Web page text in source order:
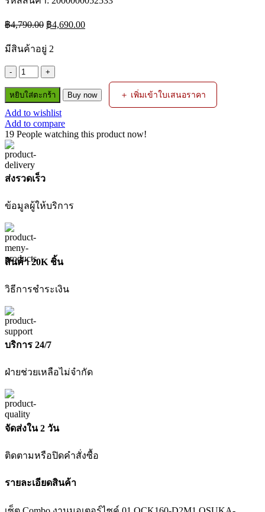
฿4,790.00 Original
price
was:
฿4,790.00.
฿4,690.00Current
price
มีสินค้าอยู่ 2
จำนวน
OSUKA
เซ็ท
สว่าน
COMBO
งาน
มอเตอร์ไซค์
01
OCK160-
ชิ้น
หยิบใส่ตะกร้า Buy now ＋ เพิ่มเข้าใบเสนอราคา
Add to wishlist
Add to compare
19 People watching this product now!
ส่งรวดเร็ว
ข้อมูลผู้ให้บริการ
สินค้า 20K ชิ้น
วิธีการชำระเงิน
บริการ 24/7
ฝ่ายช่วยเหลือไม่จำกัด
จัดส่งใน 2 วัน
ติดตามหรือปิดคำสั่งซื้อ
รายละเอียดสินค้า